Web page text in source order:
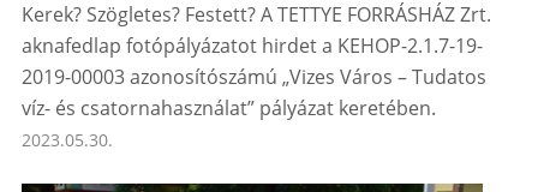
Kerek? Szögletes? Festett? A TETTYE FORRÁSHÁZ Zrt.
aknafedlap fotópályázatot hirdet a KEHOP-2.1.7-19-
2019-00003 azonosítószámú „Vizes Város – Tudatos
víz- és csatornahasználat” pályázat keretében.
2023.05.30.